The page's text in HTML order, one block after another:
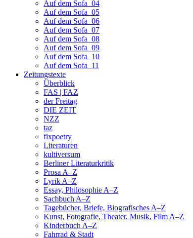
Auf dem Sofa_04
Auf dem Sofa_05
Auf dem Sofa_06
Auf dem Sofa_07
Auf dem Sofa_08
Auf dem Sofa_09
Auf dem Sofa_10
Auf dem Sofa_11
Zeitungstexte
Überblick
FAS | FAZ
der Freitag
DIE ZEIT
NZZ
taz
fixpoetry
Literaturen
kultiversum
Berliner Literaturkritik
Prosa A–Z
Lyrik A–Z
Essay, Philosophie A–Z
Sachbuch A–Z
Tagebücher, Briefe, Biografisches A–Z
Kunst, Fotografie, Theater, Musik, Film A–Z
Kinderbuch A–Z
Fahrrad & Stadt